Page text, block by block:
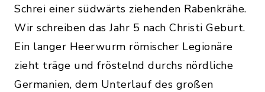
Schrei einer südwärts ziehenden Rabenkrähe.
Wir schreiben das Jahr 5 nach Christi Geburt.
Ein langer Heerwurm römischer Legionäre
zieht träge und fröstelnd durchs nördliche
Germanien, dem Unterlauf des großen